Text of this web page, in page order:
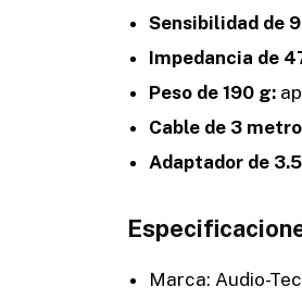
Sensibilidad de
Impedancia de
Peso de 190 g:
Cable de 3
Adaptador de
Marca: Audio-